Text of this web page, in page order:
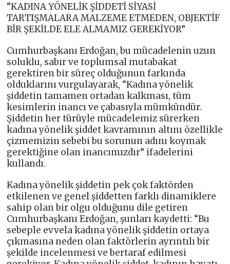
“KADINA YÖNELİK ŞİDDETİ SİYASİ
TARTIŞMALARA MALZEME ETMEDEN, OBJEKTİF
BİR ŞEKİLDE ELE ALMAMIZ GEREKİYOR”
Cumhurbaşkanı Erdoğan, bu mücadelenin uzun
soluklu, sabır ve toplumsal mutabakat
gerektiren bir süreç olduğunun farkında
olduklarını vurgulayarak, “Kadına yönelik
şiddetin tamamen ortadan kalkması, tüm
kesimlerin inancı ve çabasıyla mümkündür.
Şiddetin her türüyle mücadelemiz sürerken
kadına yönelik şiddet kavramının altını özellikle
çizmemizin sebebi bu sorunun adını koymak
gerektiğine olan inancımızdır” ifadelerini
kullandı.
Kadına yönelik şiddetin pek çok faktörden
etkilenen ve genel şiddetten farklı dinamiklere
sahip olan bir olgu olduğunu dile getiren
Cumhurbaşkanı Erdoğan, şunları kaydetti: “Bu
sebeple evvela kadına yönelik şiddetin ortaya
çıkmasına neden olan faktörlerin ayrıntılı bir
şekilde incelenmesi ve bertaraf edilmesi